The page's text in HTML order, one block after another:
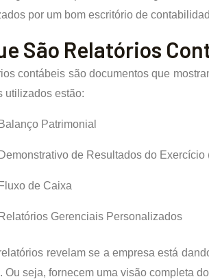
por um bom escritório de
São Relatórios
contábeis são documentos que
utilizados estão:
Balanço Patrimonial
Demonstrativo de Resultados do Exercício
Fluxo de Caixa
Relatórios Gerenciais Personalizados
revelam se a empresa está
Ou seja, fornecem uma visão completa